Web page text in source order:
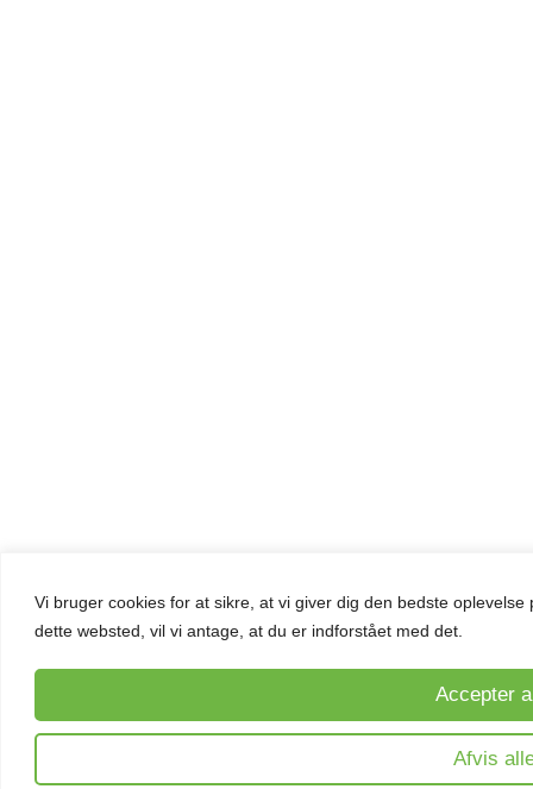
Vi bruger cookies for at sikre, at vi giver dig den bedste
dette websted, vil vi antage, at du er indforstået med det.
Afvis
Accepter